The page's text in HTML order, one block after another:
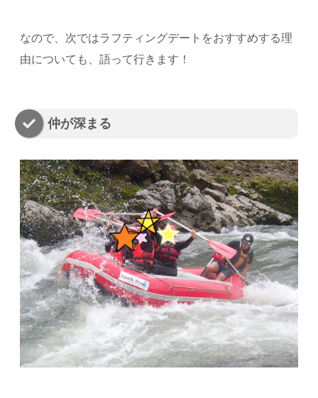
なので、次ではラフティングデートをおすすめする理
由についても、語って行きます！
仲が深まる